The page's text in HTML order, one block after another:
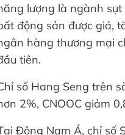
lượng là ngành
động sản được giá,
hàng thương mại
tiên.
số Hang Seng trên
2%, CNOOC giảm
Đông Nam Á, chỉ số